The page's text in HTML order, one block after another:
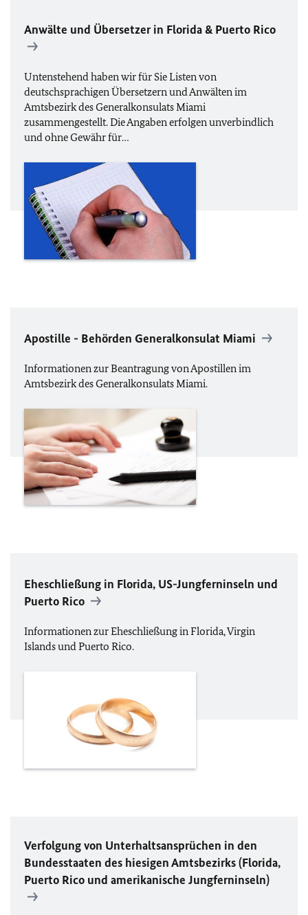
Anwälte und Übersetzer in Florida & Puerto Rico
Untenstehend haben wir für Sie Listen von
deutschsprachigen Übersetzern und Anwälten im
Amtsbezirk des Generalkonsulats Miami
zusammengestellt. Die Angaben erfolgen unverbindlich
und ohne Gewähr für…
Apostille - Behörden Generalkonsulat Miami
Informationen zur Beantragung von Apostillen im
Amtsbezirk des Generalkonsulats Miami.
Eheschließung in Florida, US-Jungferninseln und
Puerto Rico
Informationen zur Eheschließung in Florida, Virgin
Islands und Puerto Rico.
Verfolgung von Unterhaltsansprüchen in den
Bundesstaaten des hiesigen Amtsbezirks (Florida,
Puerto Rico und amerikanische Jungferninseln)